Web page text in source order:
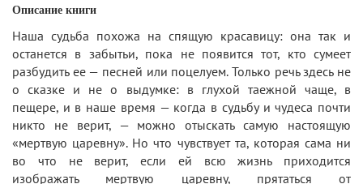
Описание книги
Наша судьба похожа на спящую красавицу: она так и
останется в забытьи, пока не появится тот, кто сумеет
разбудить ее — песней или поцелуем. Только речь здесь не
о сказке и не о выдумке: в глухой таежной чаще, в
пещере, и в наше время — когда в судьбу и чудеса почти
никто не верит, — можно отыскать самую настоящую
«мертвую царевну». Но что чувствует та, которая сама ни
во что не верит, если ей всю жизнь приходится
изображать мертвую царевну, прятаться от